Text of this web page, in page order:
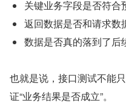
关键业务字段是否符合
返回数据是否和请求数
数据是否真的落到了后
也就是说，接口测试不能
证“业务结果是否成立”。